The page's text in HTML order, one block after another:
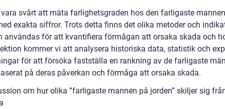
svårt att mäta farlighetsgraden hos den farligaste
exakta siffror. Trots detta finns det olika metoder och
användas för att kvantifiera förmågan att orsaka skada och
kommer vi att analysera historiska data, statistik och
för att försöka fastställa en rankning av de farligaste
på deras påverkan och förmåga att orsaka skada.
om hur olika ”farligaste mannen på jorden” skiljer sig